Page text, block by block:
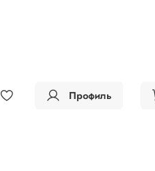
Профиль